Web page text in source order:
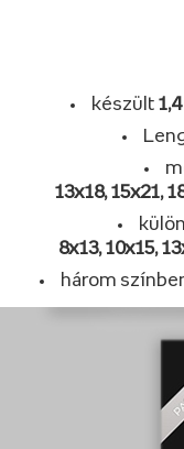
készült
13x18, 15x21,
8x13, 10x15,
három